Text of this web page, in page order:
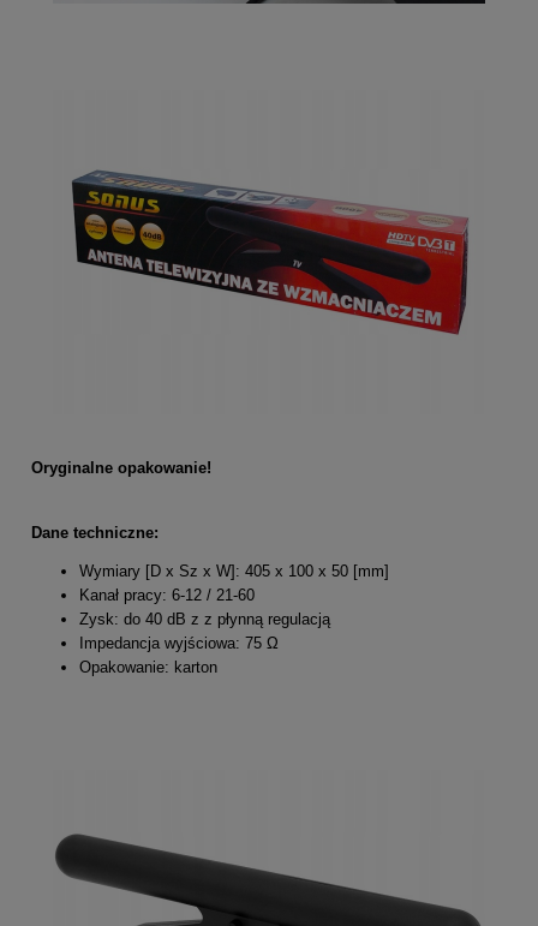
Oryginalne opakowanie!
Dane techniczne:
Wymiary [D x Sz x W]: 405 x 100 x 50 [mm]
Kanał pracy: 6-12 / 21-60
Zysk: do 40 dB z z płynną regulacją
Impedancja wyjściowa: 75 Ω
Opakowanie: karton